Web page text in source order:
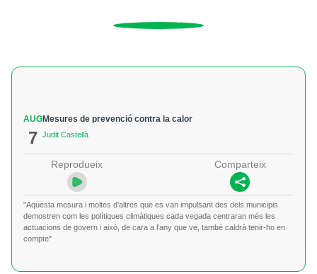
AUG
7
Mesures de prevenció contra la calor
Judit Castellà
Reprodueix Comparteix
"Aquesta mesura i moltes d’altres que es van impulsant des dels municipis
demostren com les polítiques climàtiques cada vegada centraran més les
actuacions de govern i això, de cara a l’any que ve, també caldrà tenir-ho en
compte"